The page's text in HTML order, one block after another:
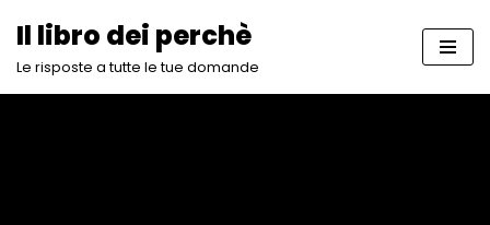
Vai
Il libro dei perchè
Le risposte a tutte le tue domande